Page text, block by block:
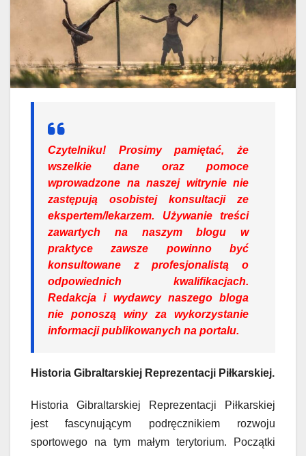
Czytelniku! Prosimy pamiętać, że
wszelkie dane oraz pomoce
wprowadzone na naszej witrynie nie
zastępują osobistej konsultacji ze
ekspertem/lekarzem. Używanie treści
zawartych na naszym blogu w
praktyce zawsze powinno być
konsultowane z profesjonalistą o
odpowiednich kwalifikacjach.
Redakcja i wydawcy naszego bloga
nie ponoszą winy za wykorzystanie
informacji publikowanych na portalu.
Historia Gibraltarskiej Reprezentacji Piłkarskiej.
Historia Gibraltarskiej Reprezentacji Piłkarskiej
jest fascynującym podręcznikiem rozwoju
sportowego na tym małym terytorium. Początki